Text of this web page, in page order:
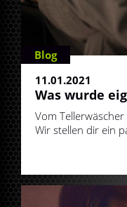
Blog
11.01.2021
Was wurde
Vom
Wir stellen dir ein